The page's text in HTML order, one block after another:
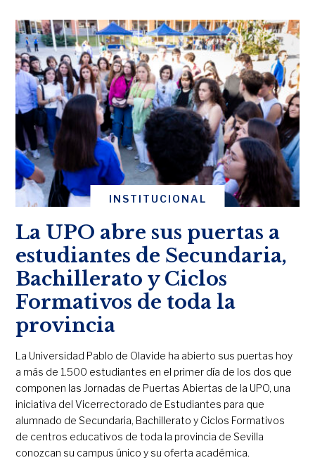
INSTITUCIONAL
La UPO abre sus puertas a
estudiantes de Secundaria,
Bachillerato y Ciclos
Formativos de toda la
provincia
La Universidad Pablo de Olavide ha abierto sus puertas hoy
a más de 1.500 estudiantes en el primer día de los dos que
componen las Jornadas de Puertas Abiertas de la UPO, una
iniciativa del Vicerrectorado de Estudiantes para que
alumnado de Secundaria, Bachillerato y Ciclos Formativos
de centros educativos de toda la provincia de Sevilla
conozcan su campus único y su oferta académica.